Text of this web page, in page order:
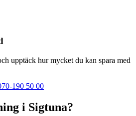
upptäck hur mycket du kan spara med
190 50 00
i Sigtuna?